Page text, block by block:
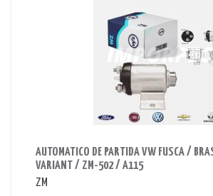
AUTOMATICO DE PARTIDA VW FUSCA /
VARIANT / ZM-502 / A115
ZM